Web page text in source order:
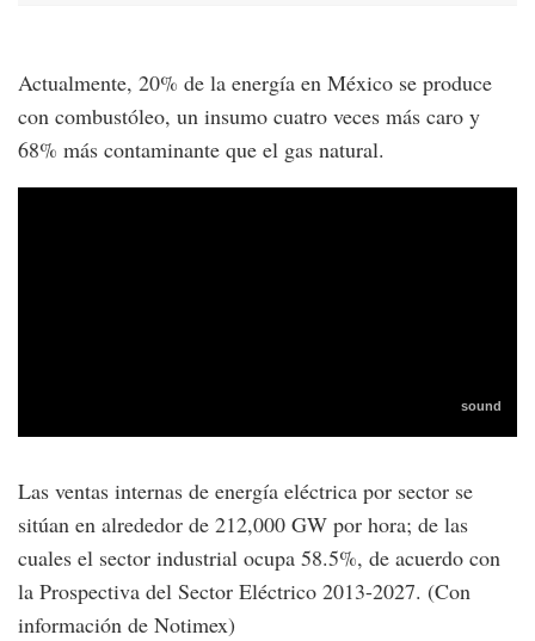
Actualmente, 20% de la energía en México se produce
con combustóleo, un insumo cuatro veces más caro y
68% más contaminante que el gas natural.
Las ventas internas de energía eléctrica por sector se
sitúan en alrededor de 212,000 GW por hora; de las
cuales el sector industrial ocupa 58.5%, de acuerdo con
la Prospectiva del Sector Eléctrico 2013-2027. (Con
información de Notimex)